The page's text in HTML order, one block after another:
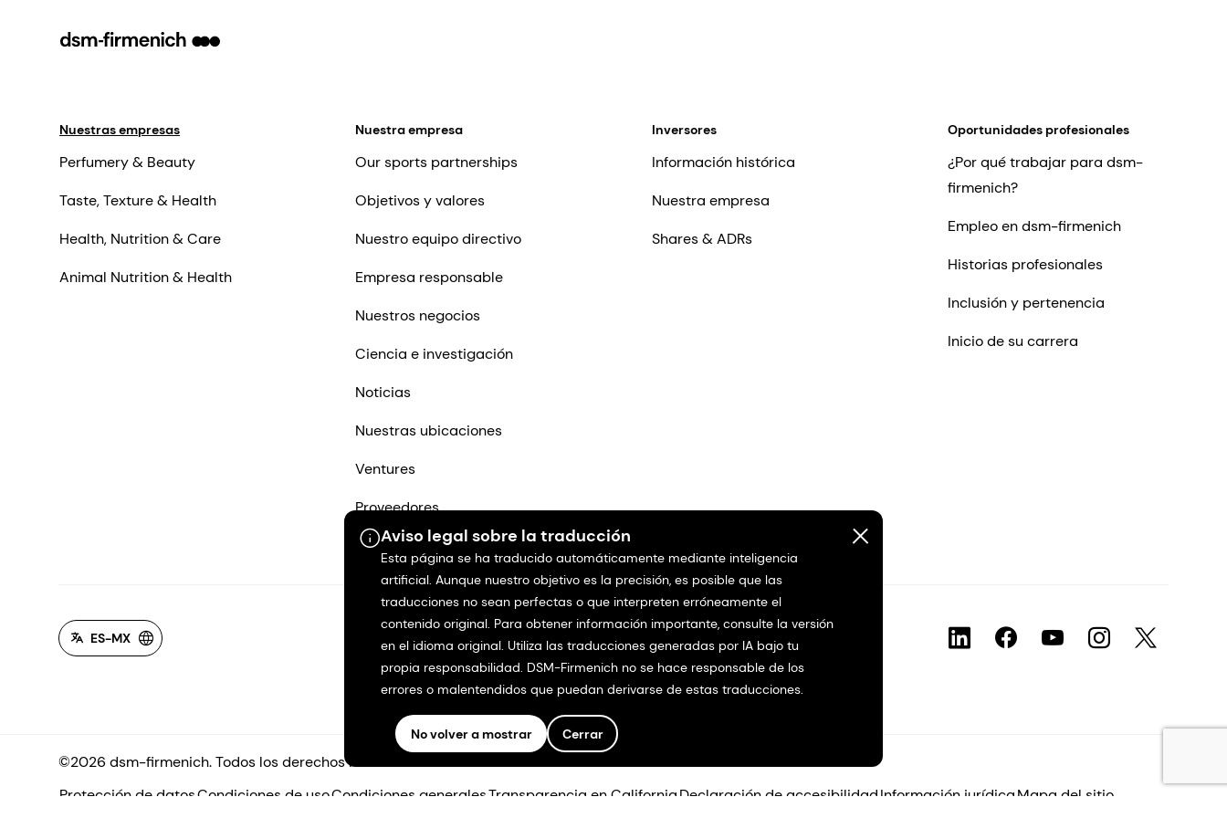
Aviso legal sobre la traducción
Esta página se ha traducido automáticamente mediante inteligencia
artificial. Aunque nuestro objetivo es la precisión, es posible que las
traducciones no sean perfectas o que interpreten erróneamente el
contenido original. Para obtener información importante, consulte la versión
en el idioma original. Utiliza las traducciones generadas por IA bajo tu
propia responsabilidad. DSM-Firmenich no se hace responsable de los
errores o malentendidos que puedan derivarse de estas traducciones.
No volver a mostrar Cerrar
Nuestras empresas
Perfumery & Beauty
Taste, Texture & Health
Health, Nutrition & Care
Animal Nutrition & Health
Nuestra empresa
Our sports partnerships
Objetivos y valores
Nuestro equipo directivo
Empresa responsable
Nuestros negocios
Ciencia e investigación
Noticias
Nuestras ubicaciones
Ventures
Proveedores
Contáctenos
Inversores
Información histórica
Nuestra empresa
Shares & ADRs
Oportunidades profesionales
¿Por qué trabajar para dsm-
firmenich?
Empleo en dsm-firmenich
Historias profesionales
Inclusión y pertenencia
Inicio de su carrera
ES-MX
©2026 dsm-firmenich. Todos los derechos reservados.
Protección de datosCondiciones de usoCondiciones generalesTransparencia en CaliforniaDeclaración de accesibilidadInformación jurídicaMapa del sitio